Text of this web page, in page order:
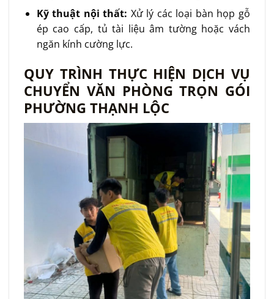
Kỹ thuật nội thất: Xử lý các loại bàn họp gỗ
ép cao cấp, tủ tài liệu âm tường hoặc vách
ngăn kính cường lực.
QUY TRÌNH THỰC HIỆN DỊCH VỤ
CHUYỂN VĂN PHÒNG TRỌN GÓI
PHƯỜNG THẠNH LỘC